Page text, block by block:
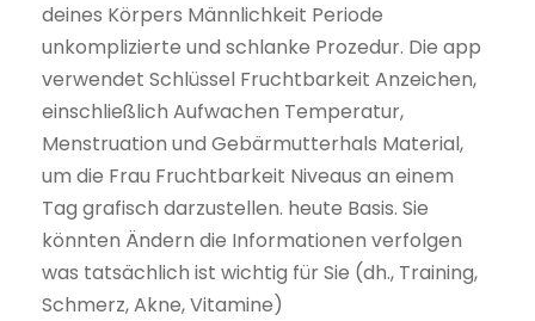
deines Körpers Männlichkeit Periode
unkomplizierte und schlanke Prozedur. Die app
verwendet Schlüssel Fruchtbarkeit Anzeichen,
einschließlich Aufwachen Temperatur,
Menstruation und Gebärmutterhals Material,
um die Frau Fruchtbarkeit Niveaus an einem
Tag grafisch darzustellen. heute Basis. Sie
könnten Ändern die Informationen verfolgen
was tatsächlich ist wichtig für Sie (dh., Training,
Schmerz, Akne, Vitamine)